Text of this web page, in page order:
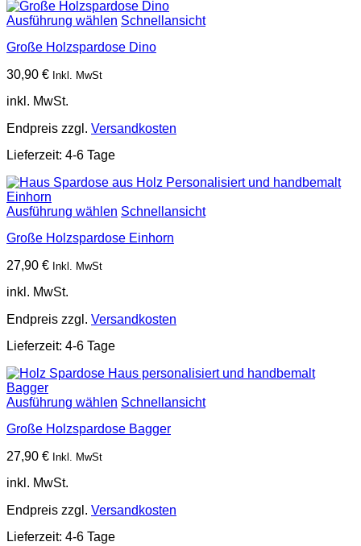
Ausführung wählen Schnellansicht
Große Holzspardose Dino
30,90 € Inkl. MwSt
inkl. MwSt.
Endpreis zzgl. Versandkosten
Lieferzeit: 4-6 Tage
Ausführung wählen Schnellansicht
Große Holzspardose Einhorn
27,90 € Inkl. MwSt
inkl. MwSt.
Endpreis zzgl. Versandkosten
Lieferzeit: 4-6 Tage
Ausführung wählen Schnellansicht
Große Holzspardose Bagger
27,90 € Inkl. MwSt
inkl. MwSt.
Endpreis zzgl. Versandkosten
Lieferzeit: 4-6 Tage